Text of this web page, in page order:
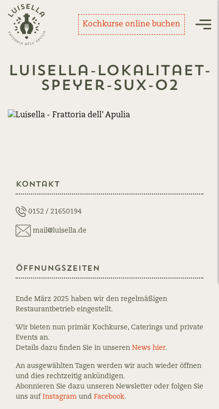
Zurück zur Startseite
Kochkurse online buchen
luisella-lokalitaet-
speyer-sux-02
Kontakt
0152 / 21650194
mail@luisella.de
Öffnungszeiten
Ende März 2025 haben wir den regelmäßigen
Restaurantbetrieb eingestellt.
Wir bieten nun primär Kochkurse, Caterings und private
Events an.
Details dazu finden Sie in unseren News hier.
An ausgewählten Tagen werden wir auch wieder öffnen
und dies rechtzeitig ankündigen.
Abonnieren Sie dazu unseren Newsletter oder folgen Sie
uns auf Instagram und Facebook.